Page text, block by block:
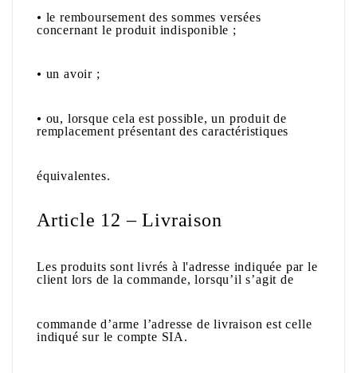
• le remboursement des sommes versées
concernant le produit indisponible ;
• un avoir ;
• ou, lorsque cela est possible, un produit de
remplacement présentant des caractéristiques
équivalentes.
Article 12 – Livraison
Les produits sont livrés à l'adresse indiquée par le
client lors de la commande, lorsqu’il s’agit de
commande d’arme l’adresse de livraison est celle
indiqué sur le compte SIA.